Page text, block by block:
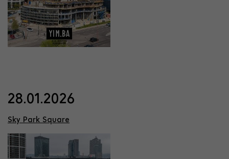
28.01.2026
Sky Park Square